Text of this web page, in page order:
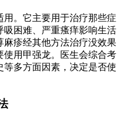
。它主要用于治疗那些症
困难、严重瘙痒影响生活
麻疹经其他方法治疗没效果
使用甲强龙。医生会综合考
等多方面因素，决定是否使